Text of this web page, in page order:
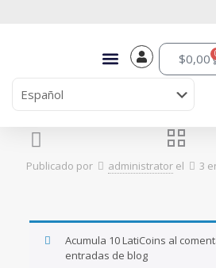
$0,00
Publicado por administrator el 3
Acumula 10 LatiCoins al
entradas de blog